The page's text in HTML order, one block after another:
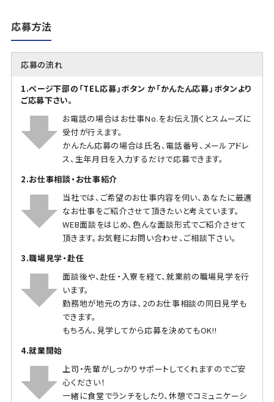
応募方法
応募の流れ
1.ページ下部の「TEL応募」ボタン か「かんたん応募」ボタンより
ご応募下さい。
お電話の場合はお仕事No.をお伝え頂くとスムーズに
受付が行えます。
かんたん応募の場合は氏名、電話番号、メールアドレ
ス、生年月日を入力するだけで応募できます。
2.お仕事相談・お仕事紹介
当社では、ご希望のお仕事内容を伺い、あなたに最適
なお仕事をご紹介させて頂きたいと考えています。
WEB面談をはじめ、色んな面談形式でご紹介させて
頂きます。お気軽にお問い合わせ、ご相談下さい。
3.職場見学・赴任
面談後や、赴任・入寮を経て、就業前の職場見学を行
います。
勤務地が地元の方は、2のお仕事相談の同日見学も
できます。
もちろん、見学してから応募を決めてもOK!!
4.就業開始
上司・先輩がしっかりサポートしてくれますのでご安
心ください！
一緒に食堂でランチをしたり、休憩でコミュニケーシ